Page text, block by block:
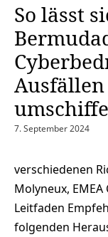
So lässt
7. September 2024
verschiedenen
Molyneux,
Leitfaden
folgenden